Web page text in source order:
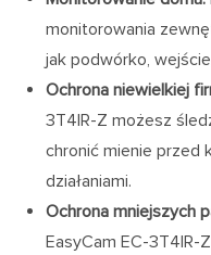
monitorowania
jak podwórko,
Ochrona niewielkiej
3T4IR-Z możesz
chronić mienie przed
działaniami.
Ochrona mniejszych
EasyCam EC-